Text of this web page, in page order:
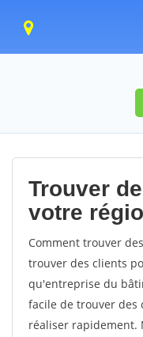
Trouver
votre
Comment trouver
trouver des clients
qu'entreprise du
facile de trouver des
réaliser rapidement.